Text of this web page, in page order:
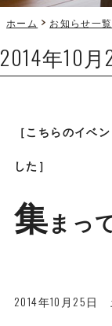
ホーム お知らせ一覧
2014年10
［こちらのイベ
した］
集まっ
2014年10月25日